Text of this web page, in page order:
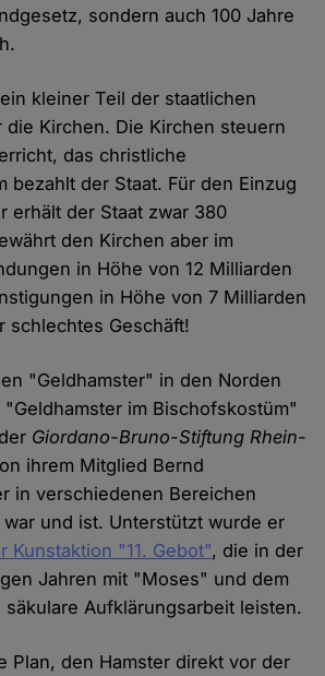
sondern auch 100 Jahre
kleiner Teil der staatlichen
Kirchen. Die Kirchen steuern
das christliche
bezahlt der Staat. Für den Einzug
erhält der Staat zwar 380
den Kirchen aber im
in Höhe von 12 Milliarden
in Höhe von 7 Milliarden
schlechtes Geschäft!
"Geldhamster" in den Norden
im Bischofskostüm"
Giordano-Bruno-Stiftung Rhein-
ihrem Mitglied Bernd
in verschiedenen Bereichen
und ist. Unterstützt wurde er
Kunstaktion "11. Gebot", die in der
Jahren mit "Moses" und dem
Aufklärungsarbeit leisten.
Plan, den Hamster direkt vor der